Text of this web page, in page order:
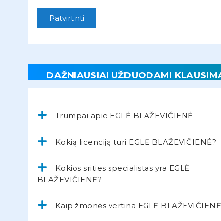
Patvirtinti
DAŽNIAUSIAI UŽDUODAMI
Trumpai apie EGLĖ BLAŽEVIČIENĖ
Kokią licenciją turi EGLĖ BLAŽEVIČIENĖ?
Kokios srities specialistas yra EGLĖ
BLAŽEVIČIENĖ?
Kaip žmonės vertina EGLĖ